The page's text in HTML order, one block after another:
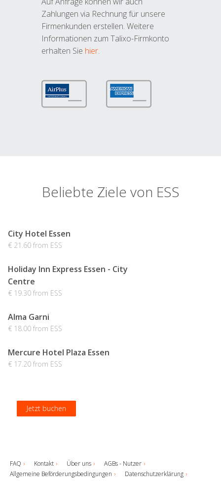
Zahlungen via Rechnung für unsere
Firmenkunden erstellen. Weitere
Informationen zum Talixo-Firmkonto
erhalten Sie hier.
Beliebte Ziele von ESS
City Hotel Essen
€ 21.60 from ESS
Jetzt buchen
Holiday Inn Express Essen - City
Centre
€ 19.30 from ESS
Jetzt buchen
Alma Garni
€ 18.00 from ESS
Jetzt buchen
Mercure Hotel Plaza Essen
€ 17.20 from ESS
Jetzt buchen
FAQ Kontakt Über uns
AGBs - Nutzer
Allgemeine Beförderungsbedingungen
Datenschutzerklärung